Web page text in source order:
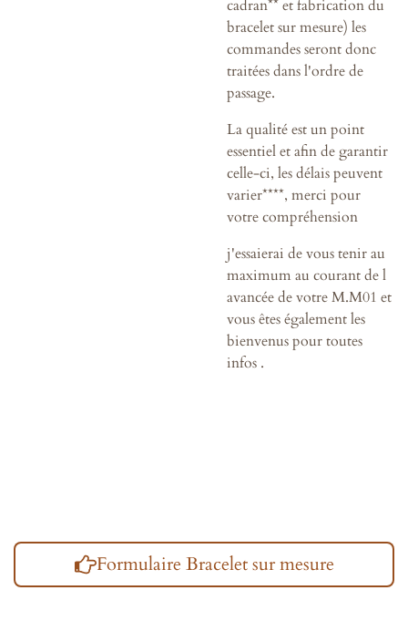
cadran** et fabrication du
bracelet sur mesure) les
commandes seront donc
traitées dans l'ordre de
passage.
La qualité est un point
essentiel et afin de garantir
celle-ci, les délais peuvent
varier****, merci pour
votre compréhension
j'essaierai de vous tenir au
maximum au courant de l
avancée de votre M.M01 et
vous êtes également les
bienvenus pour toutes
infos .
Formulaire Bracelet sur mesure